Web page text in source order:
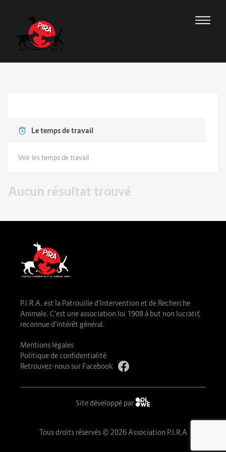
Le temps de travail
Voir les temps de travail
Aucun résultat trouvé
P.I.R.A. est la Patrouille d’Intervention et de Recherche
Animale. C’est une association loi 1908 à but non lucratif,
reconnue d’intérêt général.
Mentions légales
Politique de confidentialité
Retrouvez-nous sur Facebook
Site développé par
Tous droits réservés © 2026 Association P.I.R.A